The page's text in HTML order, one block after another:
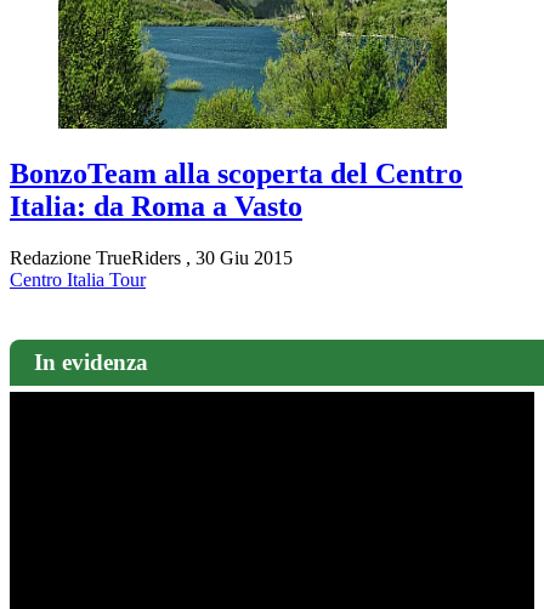
BonzoTeam alla scoperta del Centro
Italia: da Roma a Vasto
Redazione TrueRiders , 30 Giu 2015
Centro Italia Tour
In evidenza